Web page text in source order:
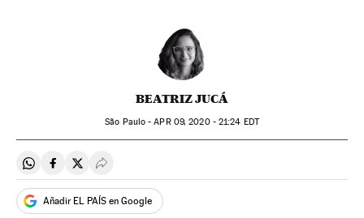
BEATRIZ JUCÁ
São Paulo -APR09, 2020 - 21:24 EDT
Compartir en Whatsapp
Compartir en Facebook
Compartir en Twitter
Desplegar Redes Sociales
Añadir EL PAÍS en Google